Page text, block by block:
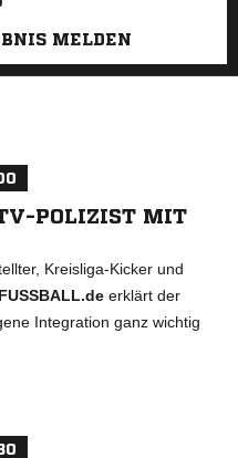
MELDEN
POLIZIST MIT
Kreisliga-Kicker und
FUSSBALL.de erklärt der
Integration ganz wichtig